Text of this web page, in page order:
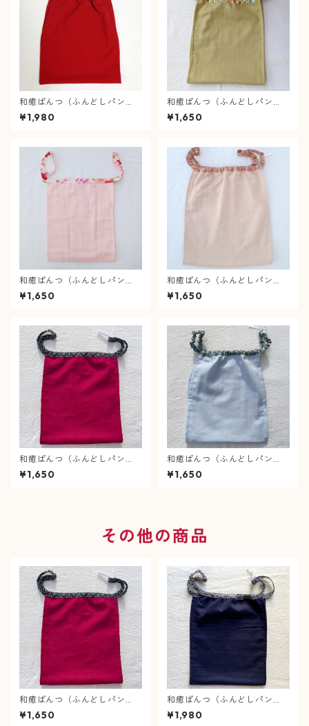
和癒ぱんつ（ふんどしパン
ツ）新肌感の綿ちりめん（朱
赤）×市松（赤）
¥1,980
和癒ぱんつ（ふんどしパン
ツ）肌癒ダブルガーゼ（スモ
ーキーイエロー）×市松（カラ
¥1,650
和癒ぱんつ（ふんどしパン
ツ）肌癒ダブルガーゼ（ピン
ク）×桜と蝶（白）
¥1,650
和癒ぱんつ（ふんどしパン
ツ）肌癒ダブルガーゼ（スモ
ーキーピンク）×麻の葉（ピン
¥1,650
和癒ぱんつ（ふんどしパン
ツ）肌癒ダブルガーゼ（赤
紫）×風車（グレー）
¥1,650
和癒ぱんつ（ふんどしパン
ツ）肌癒ダブルガーゼ（水
色）×麻の葉（青色）
¥1,650
その他の商品
和癒ぱんつ（ふんどしパン
ツ）肌癒ダブルガーゼ（赤
紫）×風車（グレー）
¥1,650
和癒ぱんつ（ふんどしパン
ツ）肌癒ダブルガーゼ（紺）×
疋田絞り（紺）【緩サイズ】
¥1,980